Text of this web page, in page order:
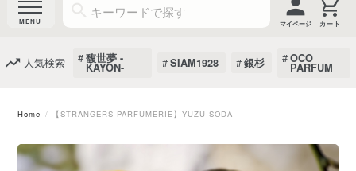
マイページ
人気検索 馥世夢 -
KAYON- SIAM1928 銀杉 OCO
PARFUM
Home 【STRANGERS PARFUMERIE】YUZU SODA